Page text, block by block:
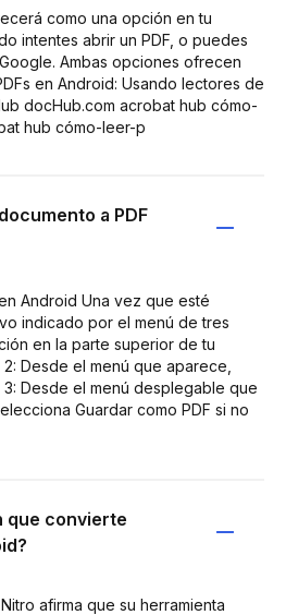
como una opción en tu
intentes abrir un PDF, o puedes
Ambas opciones ofrecen
en Android: Usando lectores de
docHub.com acrobat hub cómo-
hub cómo-leer-p
a PDF
Android Una vez que esté
indicado por el menú de tres
en la parte superior de tu
Desde el menú que aparece,
3: Desde el menú desplegable que
Guardar como PDF si no
que convierte
afirma que su herramienta